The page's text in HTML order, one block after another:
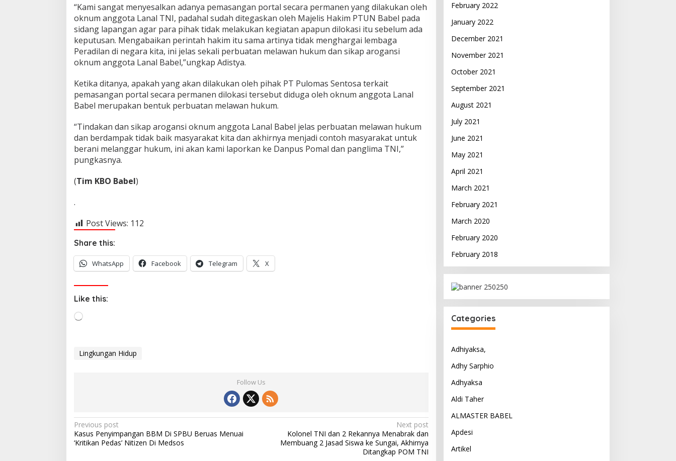
“Kami sangat menyesalkan adanya pemasangan portal secara permanen yang dilakukan oleh
oknum anggota Lanal TNI, padahal sudah ditegaskan oleh Majelis Hakim PTUN Babel pada
sidang lapangan agar para pihak tidak melakukan kegiatan apapun dilokasi itu sebelum ada
keputusan. Mengabaikan perintah hakim itu sama artinya tidak menghargai lembaga
Peradilan di negara kita, ini jelas sekali perbuatan melawan hukum dan sikap arogansi
oknum anggota Lanal Babel,”ungkap Adistya.
Ketika ditanya, apakah yang akan dilakukan oleh pihak PT Pulomas Sentosa terkait
pemasangan portal secara permanen dilokasi tersebut diduga oleh oknum anggota Lanal
Babel merupakan bentuk perbuatan melawan hukum.
“Tindakan dan sikap arogansi oknum anggota Lanal Babel jelas perbuatan melawan hukum
dan berdampak tidak baik masyarakat kita dan akhirnya menjadi contoh masyarakat untuk
berani melanggar hukum, ini akan kami laporkan ke Danpus Pomal dan panglima TNI,”
pungkasnya.
(Tim KBO Babel)
.
Post Views: 112
Share this:
WhatsApp Facebook Telegram X
Like this:
d
Lingkungan Hidup
Follow Us
P
o
Previous post
Kasus Penyimpangan BBM Di SPBU Beruas Menuai
‘Kritikan Pedas’ Nitizen Di Medsos
Next post
Kolonel TNI dan 2 Rekannya Menabrak dan
Membuang 2 Jasad Siswa ke Sungai, Akhirnya
Ditangkap POM TNI
February 2022
January 2022
December 2021
November 2021
October 2021
September 2021
August 2021
July 2021
June 2021
May 2021
April 2021
March 2021
February 2021
March 2020
February 2020
February 2018
Categories
Adhiyaksa,
Adhy Sarphio
Adhyaksa
Aldi Taher
ALMASTER BABEL
Apdesi
Artikel